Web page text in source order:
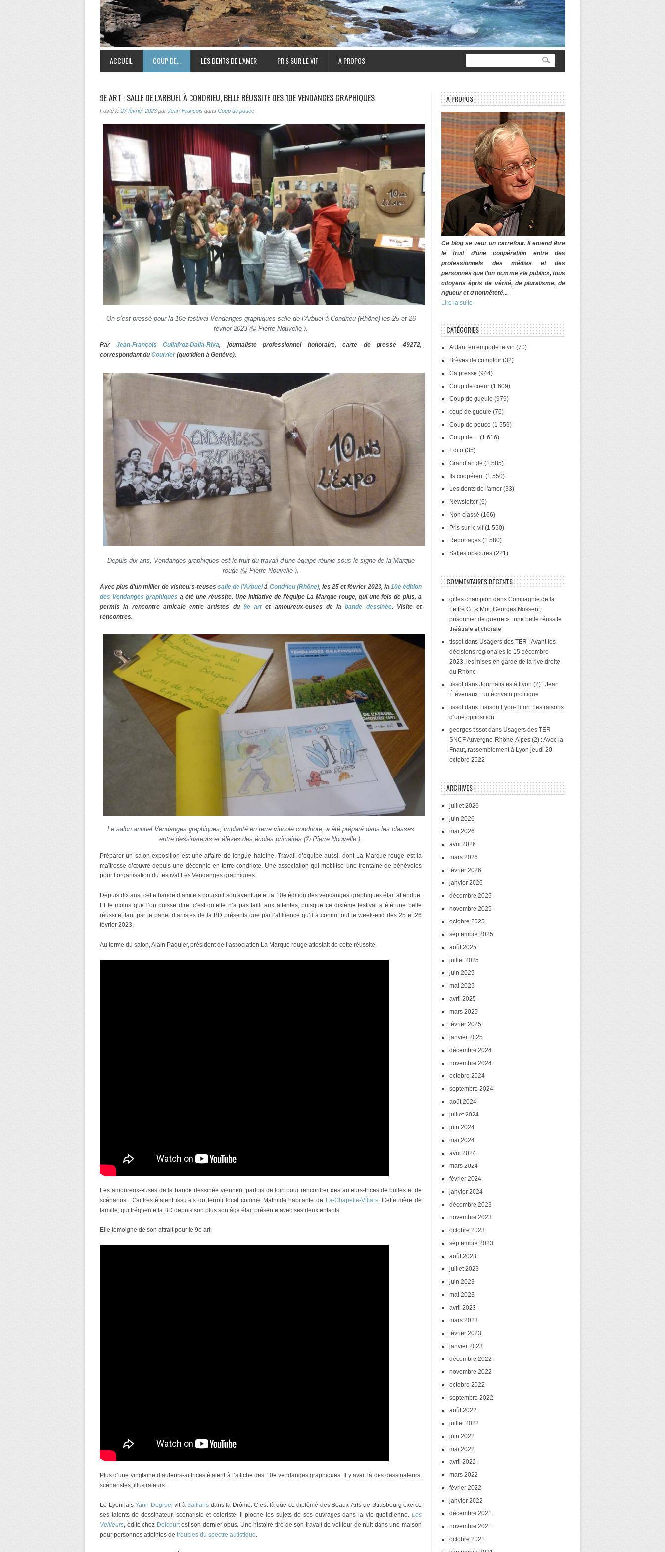
ACCUEIL COUP DE… LES DENTS DE L’AMER PRIS SUR LE VIF A PROPOS
9E ART : SALLE DE L’ARBUEL À CONDRIEU, BELLE RÉUSSITE DES 10E VENDANGES GRAPHIQUES
Posté le 27 février 2023 par Jean-François dans Coup de pouce
On s’est pressé pour la 10e festival Vendanges graphiques salle de l’Arbuel à Condrieu (Rhône) les 25 et 26
février 2023 (© Pierre Nouvelle ).
Par Jean-François Cullafroz-Dalla-Riva, journaliste professionnel honoraire, carte de presse 49272,
correspondant du Courrier (quotidien à Genève).
Depuis dix ans, Vendanges graphiques est le fruit du travail d’une équipe réunie sous le signe de la Marque
rouge (© Pierre Nouvelle ).
Avec plus d’un millier de visiteurs-teusessalle de l’Arbuelà Condrieu (Rhône), les 25 et février 2023, la 10e édition
des Vendanges graphiques a été une réussite. Une initiative de l’équipe La Marque rouge, qui une fois de plus, a
permis la rencontre amicale entre artistes du 9e artet amoureux-euses de labande dessinée. Visite et
rencontres.
Le salon annuel Vendanges graphiques, implanté en terre viticole condriote, a été préparé dans les classes
entre dessinateurs et élèves des écoles primaires (© Pierre Nouvelle ).
Préparer un salon-exposition est une affaire de longue haleine. Travail d’équipe aussi, dont La Marque rouge est la
maîtresse d’œuvre depuis une décennie en terre condriote. Une association qui mobilise une trentaine de bénévoles
pour l’organisation du festival Les Vendanges graphiques.
Depuis dix ans, cette bande d’ami.e.s poursuit son aventure et la 10e édition des vendanges graphiques était attendue.
Et le moins que l’on puisse dire, c’est qu’elle n’a pas failli aux attentes, puisque ce dixième festival a été une belle
réussite, tant par le panel d’artistes de la BD présents que par l’affluence qu’il a connu tout le week-end des 25 et 26
février 2023.
Au terme du salon, Alain Paquier, président de l’association La Marque rouge attestait de cette réussite.
Les amoureux-euses de la bande dessinée viennent parfois de loin pour rencontrer des auteurs-trices de bulles et de
scénarios. D’autres étaient issu.e.s du terroir local comme Mathilde habitante de La-Chapelle-Villars. Cette mère de
famille, qui fréquente la BD depuis son plus son âge était présente avec ses deux enfants.
Elle témoigne de son attrait pour le 9e art.
Plus d’une vingtaine d’auteurs-autrices étaient à l’affiche des 10e vendanges graphiques. Il y avait là des dessinateurs,
scénaristes, illustrateurs…
Le LyonnaisYann Degruel vit àSaillans dans la Drôme. C’est là que ce diplômé des Beaux-Arts de Strasbourg exerce
ses talents de dessinateur, scénariste et coloriste. Il pioche les sujets de ses ouvrages dans la vie quotidienne. Les
Veilleurs, édité chez Delcourtest son dernier opus. Une histoire tiré de son travail de veilleur de nuit dans une maison
pour personnes atteintes de troubles du spectre autistique.
A PROPOS
Ce blog se veut un carrefour. Il entend être
le fruit d’une coopération entre des
professionnels des médias et des
personnes que l’on nomme «le public», tous
citoyens épris de vérité, de pluralisme, de
rigueur et d’honnêteté...
Lire la suite
CATÉGORIES
Autant en emporte le vin (70)
Brèves de comptoir (32)
Ca presse (944)
Coup de coeur (1 609)
Coup de gueule (979)
coup de gueule (76)
Coup de pouce (1 559)
Coup de… (1 616)
Edito (35)
Grand angle (1 585)
Ils coopérent(1 550)
Les dents de l'amer (33)
Newsletter (6)
Non classé (166)
Pris sur le vif(1 550)
Reportages (1 580)
Salles obscures (221)
COMMENTAIRES RÉCENTS
gilles champion dans Compagnie de la
Lettre G : « Moi, Georges Nossent,
prisonnier de guerre » : une belle réussite
théâtrale et chorale
tissotdans Usagers des TER : Avant les
décisions régionales le 15 décembre
2023, les mises en garde de la rive droite
du Rhône
tissotdans Journalistes à Lyon (2) : Jean
Étèvenaux : un écrivain prolifique
tissotdans Liaison Lyon-Turin : les raisons
d’une opposition
georges tissotdans Usagers des TER
SNCF Auvergne-Rhône-Alpes (2) : Avec la
Fnaut, rassemblement à Lyon jeudi 20
octobre 2022
ARCHIVES
juillet 2026
juin 2026
mai 2026
avril 2026
mars 2026
février 2026
janvier 2026
décembre 2025
novembre 2025
octobre 2025
septembre 2025
août 2025
juillet 2025
juin 2025
mai 2025
avril 2025
mars 2025
février 2025
janvier 2025
décembre 2024
novembre 2024
octobre 2024
septembre 2024
août 2024
juillet 2024
juin 2024
mai 2024
avril 2024
mars 2024
février 2024
janvier 2024
décembre 2023
novembre 2023
octobre 2023
septembre 2023
août 2023
juillet 2023
juin 2023
mai 2023
avril 2023
mars 2023
février 2023
janvier 2023
décembre 2022
novembre 2022
octobre 2022
septembre 2022
août 2022
juillet 2022
juin 2022
mai 2022
avril 2022
mars 2022
février 2022
janvier 2022
décembre 2021
novembre 2021
octobre 2021